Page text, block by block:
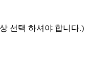
선택 하셔야 합니다.)